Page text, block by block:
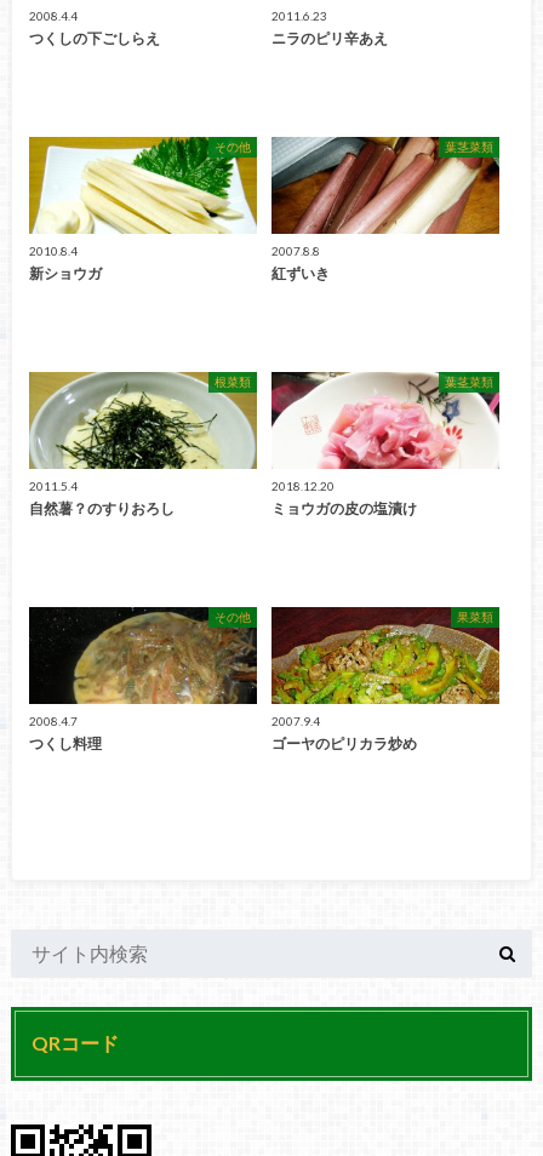
2008.4.4
つくしの下ごしらえ
2011.6.23
ニラのピリ辛あえ
その他
2010.8.4
新ショウガ
葉茎菜類
2007.8.8
紅ずいき
根菜類
2011.5.4
自然薯？のすりおろし
葉茎菜類
2018.12.20
ミョウガの皮の塩漬け
その他
2008.4.7
つくし料理
果菜類
2007.9.4
ゴーヤのピリカラ炒め
QRコード